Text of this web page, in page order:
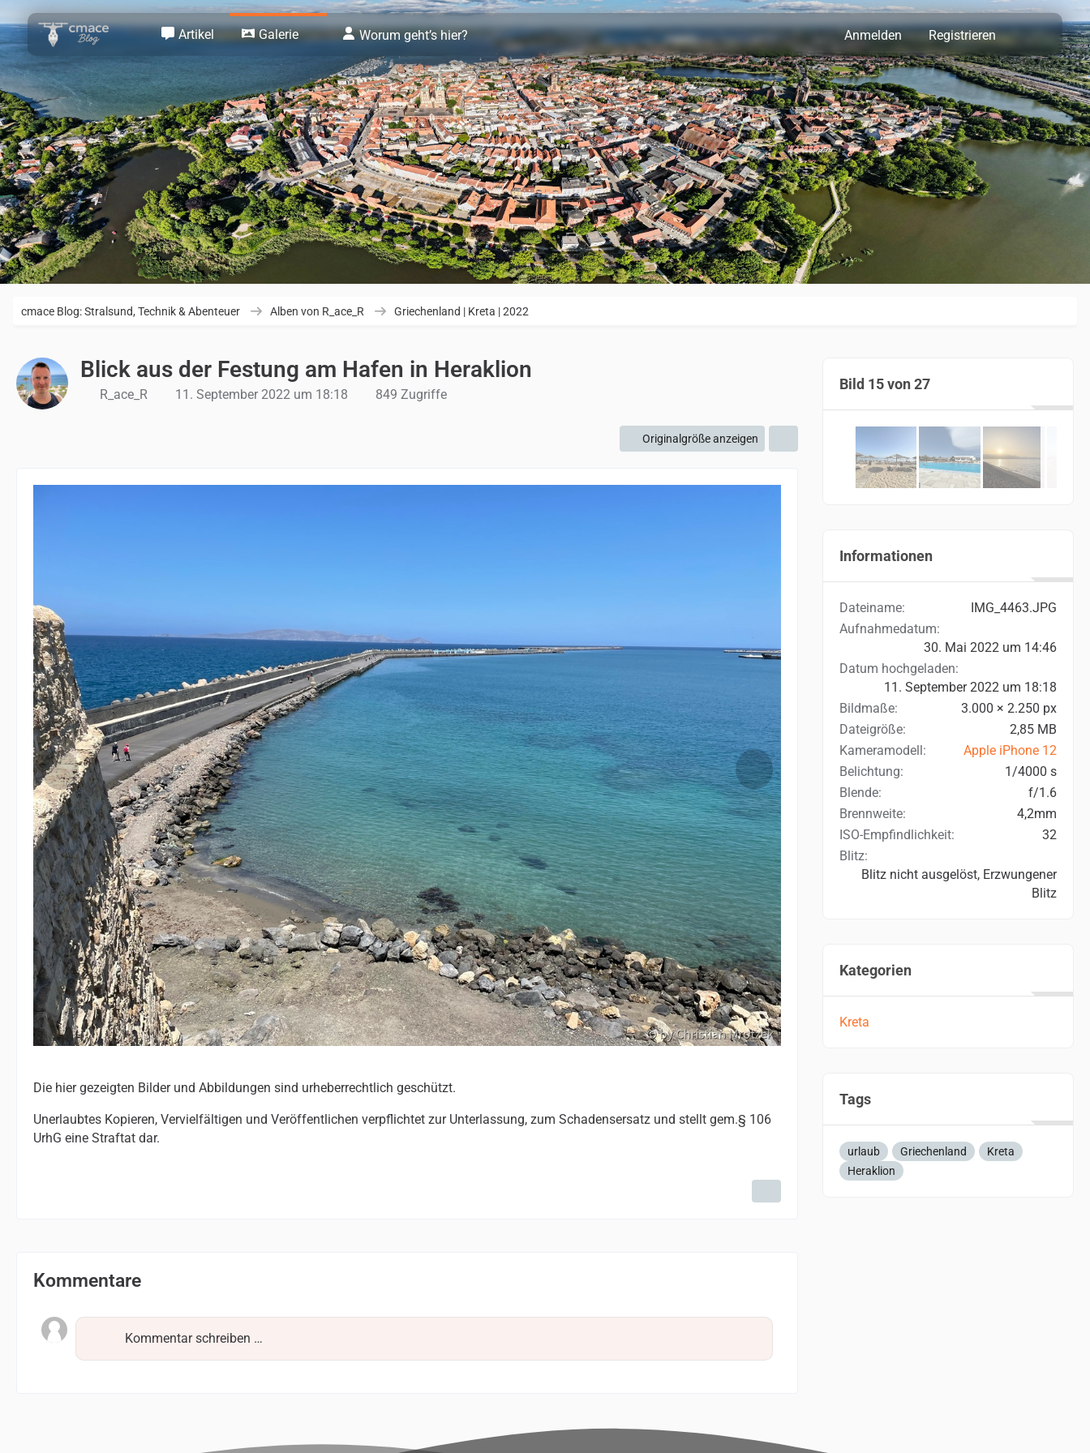
Artikel Galerie Worum geht’s hier? Anmelden Registrieren
cmace Blog: Stralsund, Technik & Abenteuer Alben von R_ace_R Griechenland | Kreta | 2022
Blick aus der Festung am Hafen in Heraklion
R_ace_R 11. September 2022 um 18:18 849 Zugriffe
Originalgröße anzeigen
Die hier gezeigten Bilder und Abbildungen sind urheberrechtlich geschützt.
Unerlaubtes Kopieren, Vervielfältigen und Veröffentlichen verpflichtet zur Unterlassung, zum Schadensersatz und stellt gem.§ 106
UrhG eine Straftat dar.
Kommentare
Kommentar schreiben …
Bild 15 von 27
Informationen
Dateiname
IMG_4463.JPG
Aufnahmedatum
30. Mai 2022 um 14:46
Datum hochgeladen
11. September 2022 um 18:18
Bildmaße
3.000 × 2.250 px
Dateigröße
2,85 MB
Kameramodell
Apple iPhone 12
Belichtung
1/4000 s
Blende
f/1.6
Brennweite
4,2mm
ISO-Empfindlichkeit
32
Blitz
Blitz nicht ausgelöst, Erzwungener
Blitz
Kategorien
Kreta
Tags
urlaub Griechenland
Kreta
Heraklion